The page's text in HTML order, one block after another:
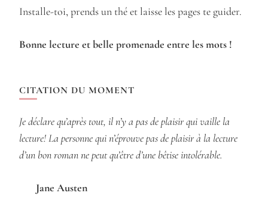
Installe-toi, prends un thé et laisse les pages te guider.
Bonne lecture et belle promenade entre les mots !
CITATION DU MOMENT
Je déclare qu’après tout, il n’y a pas de plaisir qui vaille la
lecture! La personne qui n’éprouve pas de plaisir à la lecture
d’un bon roman ne peut qu’être d’une bêtise intolérable.
Jane Austen